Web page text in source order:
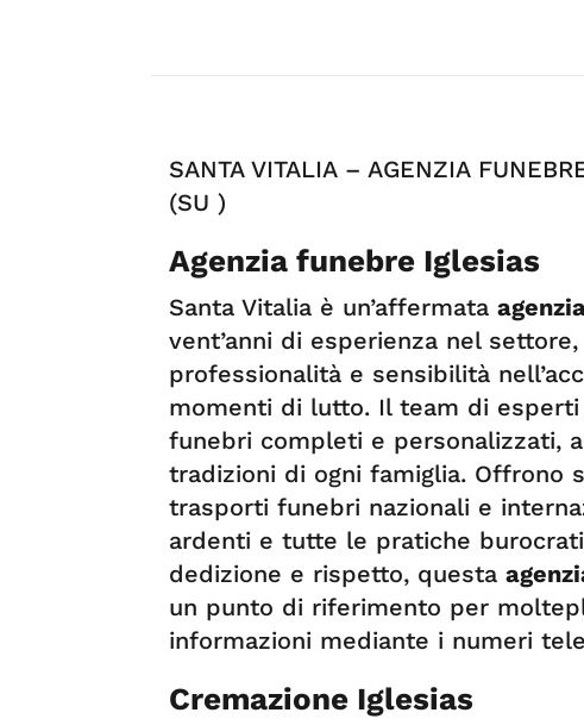
SANTA VITALIA – AGENZIA
(SU )
Agenzia funebre Iglesias
Santa Vitalia è un’affermata
vent’anni di esperienza nel
professionalità e sensibilità
momenti di lutto. Il team di
funebri completi e personalizzati,
tradizioni di ogni famiglia. Offrono
trasporti funebri nazionali e
ardenti e tutte le pratiche
dedizione e rispetto, questa
un punto di riferimento per
informazioni mediante i numeri
Cremazione Iglesias